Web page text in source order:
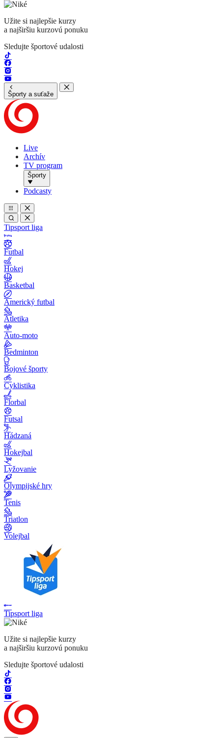
Užite si najlepšie kurzy
a najširšiu kurzovú ponuku
Sledujte športové udalosti
Športy a suťaže
Live
Archív
TV program
Športy
Podcasty
Tipsport liga
Futbal
Hokej
Basketbal
Americký futbal
Atletika
Auto-moto
Bedminton
Bojové športy
Cyklistika
Florbal
Futsal
Hádzaná
Hokejbal
Lyžovanie
Olympijské hry
Tenis
Triatlon
Volejbal
Tipsport liga
Užite si najlepšie kurzy
a najširšiu kurzovú ponuku
Sledujte športové udalosti